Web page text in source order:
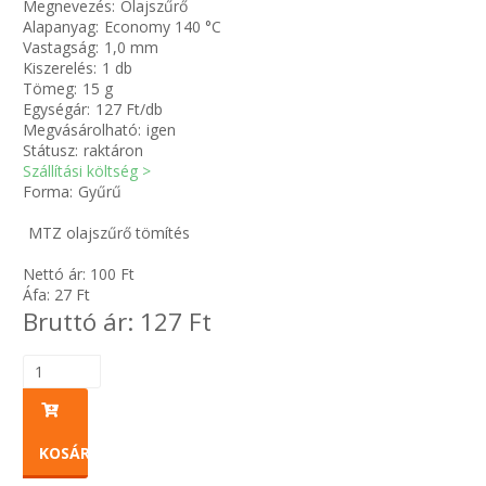
Zsinór Körszelvényű tömítőzsinórok
SIMÍTÓZÁRAS TASAK
Megnevezés: Olajszűrő
Alapanyag: Economy 140 °C
Vastagság: 1,0 mm
Kiszerelés: 1 db
Tömeg: 15 g
Egységár: 127 Ft/db
Megvásárolható: igen
Státusz: raktáron
Szállítási költség >
Forma: Gyűrű
MTZ olajszűrő tömítés
Nettó ár: 100 Ft
Áfa: 27 Ft
Bruttó ár: 127 Ft
KOSÁRBA